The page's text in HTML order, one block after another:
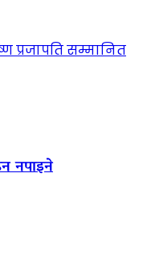
सम्मानित
नपाइने